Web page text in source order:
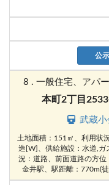
公
8 . 一般住宅、アパ
本町2丁目
武蔵
土地面積：151㎡、利用状
造[W]、供給施設：水道,ガ
況：道路、前面道路の方
金井駅、駅距離：770m(